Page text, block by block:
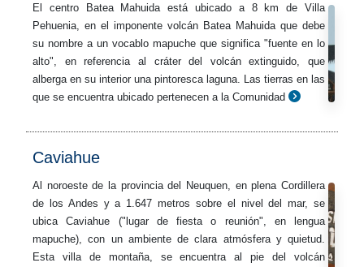
El centro Batea Mahuida está ubicado a 8 km de Villa
Pehuenia, en el imponente volcán Batea Mahuida que debe
su nombre a un vocablo mapuche que significa "fuente en lo
alto", en referencia al cráter del volcán extinguido, que
alberga en su interior una pintoresca laguna. Las tierras en las
que se encuentra ubicado pertenecen a la Comunidad
Caviahue
Al noroeste de la provincia del Neuquen, en plena Cordillera
de los Andes y a 1.647 metros sobre el nivel del mar, se
ubica Caviahue ("lugar de fiesta o reunión", en lengua
mapuche), con un ambiente de clara atmósfera y quietud.
Esta villa de montaña, se encuentra al pie del volcán